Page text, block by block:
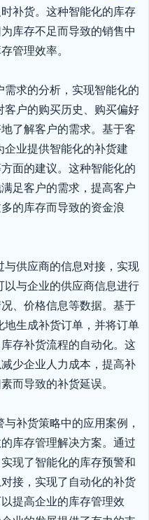
补货。这种智能化的库存
库存不足而导致的销售中
管理效率。
求的分析，实现智能化的
户的购买历史、购买偏好
了解客户的需求。基于客
业提供智能化的补货建
面的建议。这种智能化的
足客户的需求，提高客户
的库存而导致的资金浪
供应商的信息对接，实现
与企业的供应商信息进行
、价格信息等数据。基于
生成补货订单，并将订单
存补货流程的自动化。这
少企业人力成本，提高补
而导致的补货延误。
补货策略中的应用案例，
库存管理解决方案。通过
现了智能化的库存预警和
接，实现了自动化的补货
提高企业的库存管理效